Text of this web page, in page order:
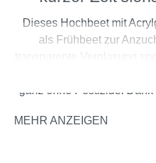
Dieses Hochbeet mit
als Frühbeet zur
transparente Verglasung
ganz ohne Pestizide.
stufenlos öffnen, für
MEHR ANZEIGEN